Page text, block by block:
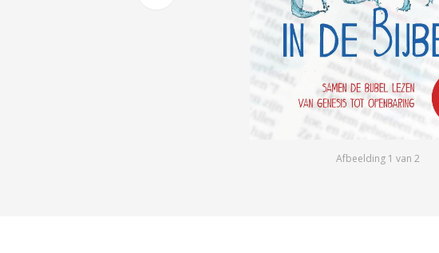
Afbeelding 1 van 2